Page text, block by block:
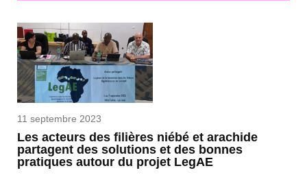
11 septembre 2023
Les acteurs des filières niébé et arachide
partagent des solutions et des bonnes
pratiques autour du projet LegAE